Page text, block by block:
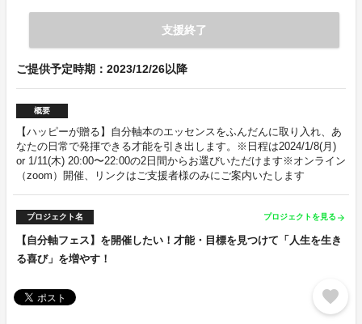
支援終了
ご提供予定時期：2023/12/26以降
概要
【ハッピーが贈る】自分軸本のエッセンスをふんだんに取り入れ、あ
なたの日常で発揮できる才能を引き出します。※日程は2024/1/8(月)
or 1/11(木) 20:00〜22:00の2日間からお選びいただけます※オンライン
（zoom）開催、リンクはご支援者様のみにご案内いたします
プロジェクト名 プロジェクトを見る arrow_forward
【自分軸フェス】を開催したい！才能・目標を見つけて「人生を生き
る喜び」を増やす！
favorite